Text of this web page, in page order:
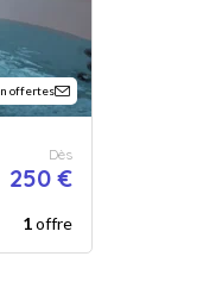
offertes
Dès
250 €
1offre